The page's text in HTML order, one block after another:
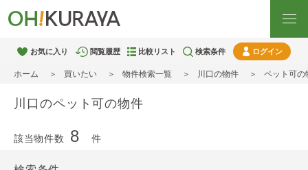
お気に入り 閲覧履歴 比較リスト 検索条件 ログイン
ホーム 買いたい 物件検索一覧 川口の物件 ペット可の
川口のペット可の物件
該当物件数 8 件